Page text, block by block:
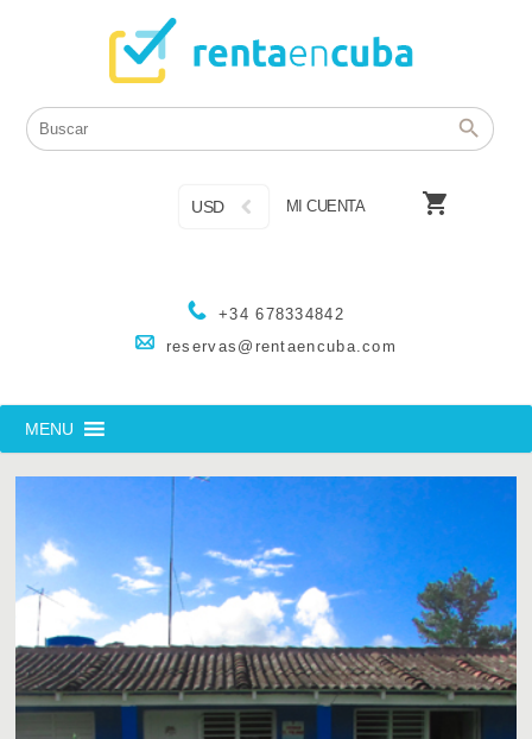
+34 678334842
reservas@rentaencuba.com
USD MI CUENTA 
MENU